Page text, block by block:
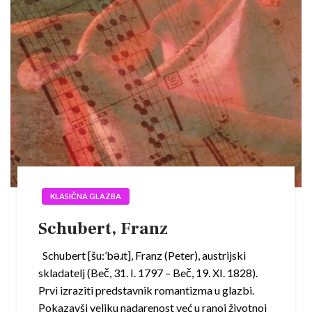
KLASIČNA GLAZBA
Schubert, Franz
Schubert [šu:’bəɹt], Franz (Peter), austrijski
skladatelj (Beč, 31. I. 1797 – Beč, 19. XI. 1828).
Prvi izraziti predstavnik romantizma u glazbi.
Pokazavši veliku nadarenost već u ranoj životnoj